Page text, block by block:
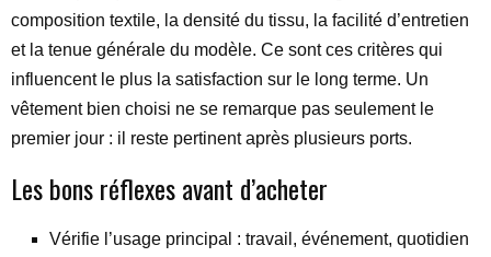
composition textile, la densité du tissu, la facilité d’entretien
et la tenue générale du modèle. Ce sont ces critères qui
influencent le plus la satisfaction sur le long terme. Un
vêtement bien choisi ne se remarque pas seulement le
premier jour : il reste pertinent après plusieurs ports.
Les bons réflexes avant d’acheter
Vérifie l’usage principal : travail, événement, quotidien